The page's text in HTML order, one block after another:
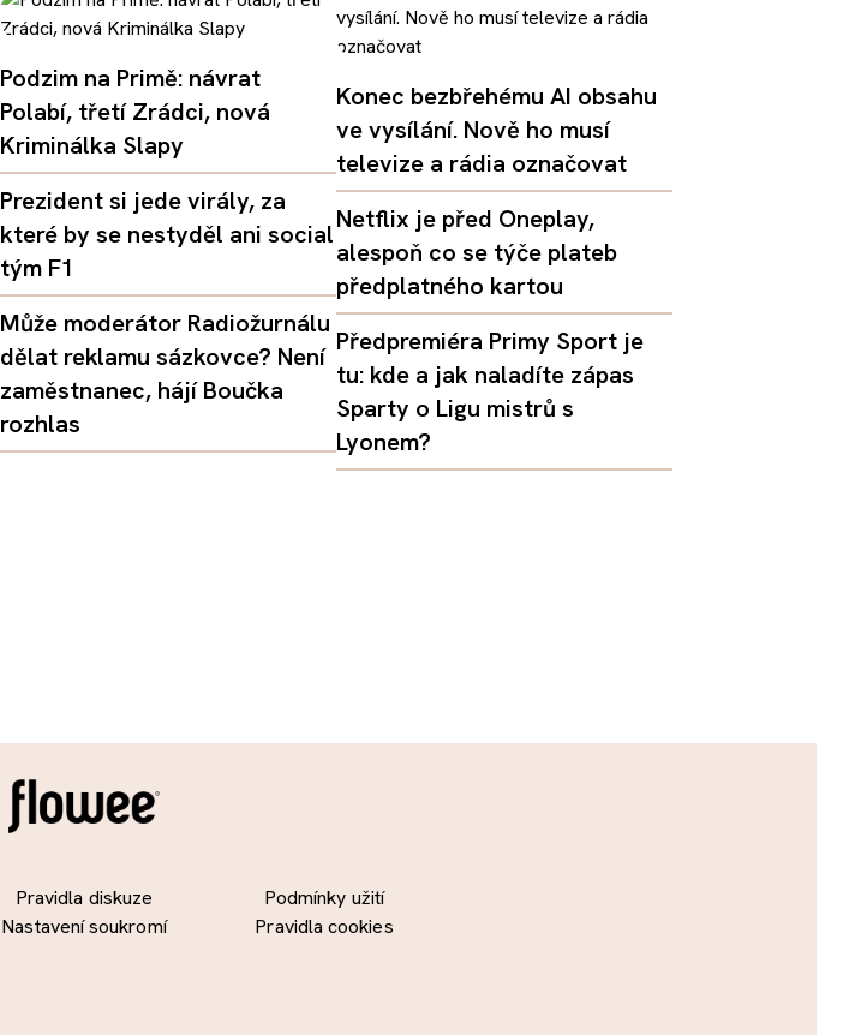
Podzim na Primě: návrat
Polabí, třetí Zrádci, nová
Kriminálka Slapy
Prezident si jede virály, za
které by se nestyděl ani social
tým F1
Může moderátor Radiožurnálu
dělat reklamu sázkovce? Není
zaměstnanec, hájí Boučka
rozhlas
Konec bezbřehému AI obsahu
ve vysílání. Nově ho musí
televize a rádia označovat
Netflix je před Oneplay,
alespoň co se týče plateb
předplatného kartou
Předpremiéra Primy Sport je
tu: kde a jak naladíte zápas
Sparty o Ligu mistrů s
Lyonem?
Pravidla diskuze
Nastavení soukromí
Podmínky užití
Pravidla cookies